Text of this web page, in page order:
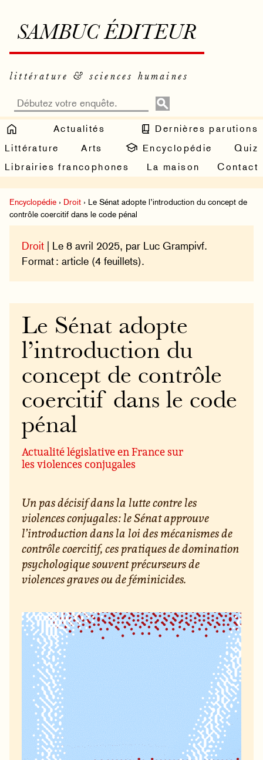
SAMBUC ÉDITEUR
littérature & sciences humaines
Actualités
Dernières parutions
Littérature
Arts Encyclopédie
Quiz
Librairies francophones
La maison Contact
Encyclopédie › Droit › Le Sénat adopte l’introduction du concept de
contrôle coercitif dans le code pénal
Droit | Le 8 avril 2025, par Luc Grampivf.
Format : article (4 feuillets).
Le Sénat adopte
l’introduction du
concept de contrôle
coercitif dans le code
pénal
Actualité législative en France sur
les violences conjugales
Un pas décisif dans la lutte contre les
violences conjugales : le Sénat approuve
l’introduction dans la loi des mécanismes de
contrôle coercitif, ces pratiques de domination
psychologique souvent précurseurs de
violences graves ou de féminicides.